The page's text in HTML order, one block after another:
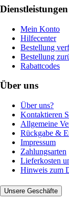
Dienstleistungen
Mein Konto
Hilfecenter
Bestellung
Bestellung
Rabattcodes
Über uns
Über uns?
Kontaktieren
Allgemeine
Rückgabe &
Impressum
Zahlungsarten
Lieferkosten
Hinweis zum
Unsere Geschäfte